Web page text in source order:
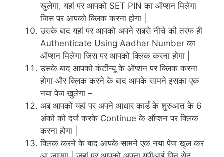
खुलेगा, यहां पर आपको SET PIN का ऑप्शन मिलेगा
जिस पर आपको क्लिक करना होगा |
उसके बाद यहां पर आपको अपने सबसे नीचे की तरफ ही
Authenticate Using Aadhar Number का
ऑप्शन मिलेगा जिस पर आपको क्लिक करना होगा |
उसके बाद आपको कंटीन्यू के ऑप्शन पर क्लिक करना
होगा और क्लिक करने के बाद आपके सामने इसका एक
नया पेज खुलेगा –
अब आपको यहां पर अपने आधार कार्ड के शुरुआत के 6
अंको को दर्ज करके Continue के ऑप्शन पर क्लिक
करना होगा |
क्लिक करने के बाद आपके सामने एक नया पेज खुल कर